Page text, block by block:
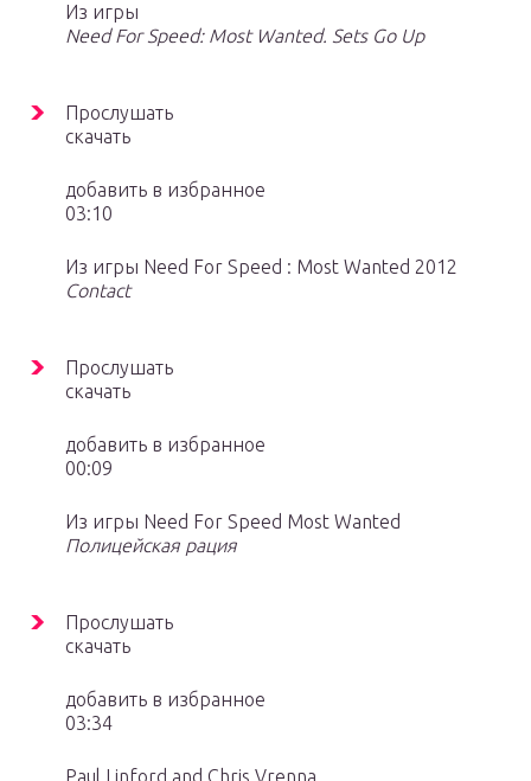
Из игры
Need For Speed: Most Wanted. Sets Go Up
Прослушать
скачать
добавить в избранное
03:10
Из игры Need For Speed : Most Wanted 2012
Contact
Прослушать
скачать
добавить в избранное
00:09
Из игры Need For Speed Most Wanted
Полицейская рация
Прослушать
скачать
добавить в избранное
03:34
Paul Linford and Chris Vrenna